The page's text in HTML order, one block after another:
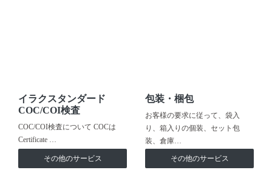
イラクスタンダード
COC/COI検査
COC/COI検査について COCは
Certificate …
その他のサービス
包装・梱包
お客様の要求に従って、袋入
り、箱入りの個装、セット包
装、倉庫…
その他のサービス